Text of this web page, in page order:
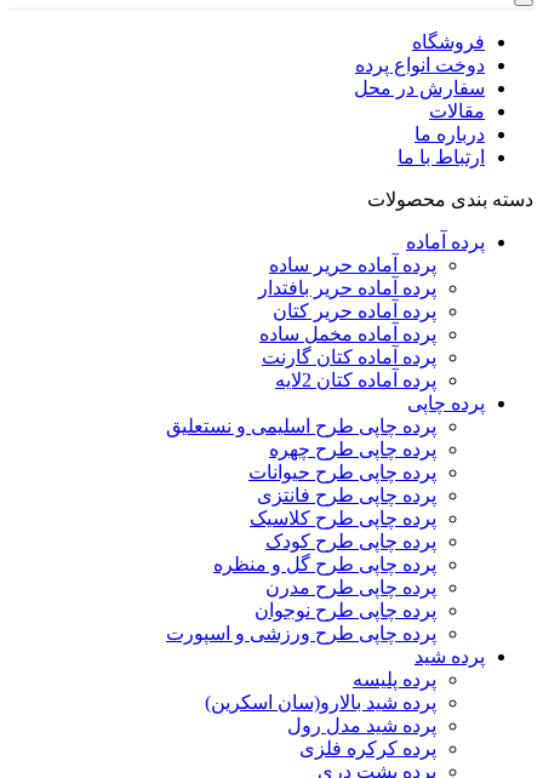
فروشگاه
دوخت انواع پرده
سفارش در محل
مقالات
درباره ما
ارتباط با ما
دسته بندی محصولات
پرده‌ آماده
پرده آماده حریر ساده
پرده آماده حریر بافتدار
پرده آماده حریر کتان
پرده آماده مخمل ساده
پرده آماده کتان گارنت
پرده آماده کتان 2لایه
پرده چاپی
پرده چاپی طرح اسلیمی و نستعلیق
پرده چاپی طرح چهره
پرده چاپی طرح حیوانات
پرده چاپی طرح فانتزی
پرده چاپی طرح کلاسیک
پرده چاپی طرح کودک
پرده چاپی طرح گل و منظره
پرده چاپی طرح مدرن
پرده چاپی طرح نوجوان
پرده چاپی طرح ورزشی و اسپورت
پرده شید
پرده پلیسه
پرده شید بالارو(سان اسکرین)
پرده شید مدل رول
پرده کرکره فلزی
پرده پشت دری